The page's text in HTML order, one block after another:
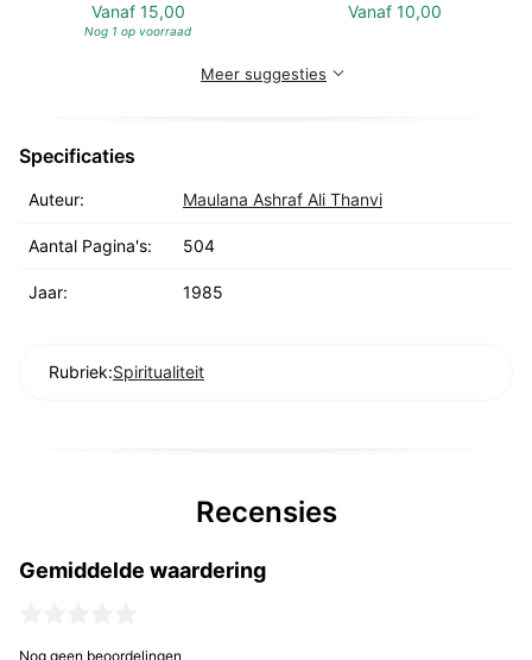
Vanaf 15,00
Nog 1 op voorraad
Vanaf 10,00
Meer suggesties
Specificaties
Auteur: Maulana Ashraf Ali Thanvi
Aantal Pagina's: 504
Jaar: 1985
Rubriek:Spiritualiteit
Recensies
Gemiddelde waardering
Nog geen beoordelingen